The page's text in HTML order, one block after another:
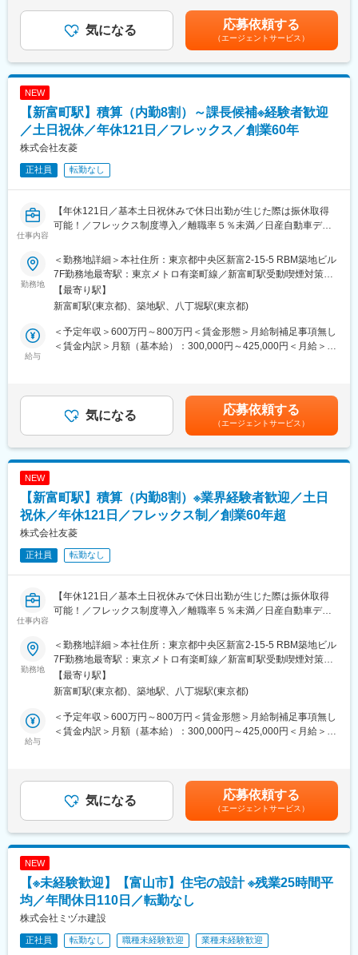
手厚くサポートしますのでご安心ください。
■配属先情報：
資格取得サポートが充実しています。補償業務管理士の資格を目
指す方には、外部セミナー参加費用を会社が負担する形でサポー
ト。取得後も祝い金等、制度が整っており、挑戦しやすい環境で
す。
60余年にわたり、専門的な知識と高度な技術で日本経済の発展と
ともに九州一円を基盤とする総合建設コンサルタント会社とし
しています。現場の調査・計測・設計・地理空間情報や都市計画
等の業務が中心の為、目に見える成果としては表には出にくいも
のの長年培ってきたノウハウを駆使し、地域社会の発展のための
インフラ整備、自然災害に安全で安心な生活の保障等、様々な形
で社会貢献を行います。
変更の範囲：会社の定める業務
はあくまでも目安の金額であり、選考を通じて上下する可能性が
あります。月給(月額)は固定手当を含めた表記です。
気になる 応募依頼する
（エージェントサービス）
NEW
【新富町駅】積算（内勤8割）～課長候補※経験者歓迎
／土日祝休／年休121日／フレックス／創業60年
株式会社友菱
正社員 転勤なし
仕事内容
【年休121日／基本土日祝休みで休日出勤が生じた際は振休取得
可能！／フレックス制度導入／離職率５％未満／日産自動車ディ
■業務内容：
自動車ディーラーの新築・改修や電気自動車の充電スタンド設置
工事を主に行う当社にて、積算（見積り）業務及び工事協力会社
との調整業務を行っていただきます。
内勤が8割 外勤が2割となっており、
原則、本社内でのデスクワークです。他の社員がおりますので、
荷物の運搬などはサポートしてもらえます。
全体人数 5名
課長以下4名が在籍しており、40代～60代が幅広く活躍していま
す。中途入社者多数となっており、なじんでご活躍いただけま
可能です。また、資格手当が発生し、給与に頑張りが反映されま
す。（例：1級建築施工管理技士：2万円）
■企業の魅力：
・ワンストップ対応で専門性を活かせる：物件選定から施工・メ
・ 働きやすい環境：完全週休2日制＆年間休日120日以上！
作・施工、アフターサービスまで一貫して請け負っています。直
近の売上は100億円以上であるため、扱う金額は大きく、建設経
理のキャリアを積むことが可能な他、少数精鋭の経理体制のた
め、経理の専門性を伸ばすキャリアアップに加えて、「自分事」
として事業運営の視点で業務を進めることが求められる役割にな
ります。
あるので安定性は抜群です。自動車販売店は10～15年に1度は店
舗を改装していく必要があります。同社の主要取引先である日産
自動車の販売店舗は圏域だけでも数十店舗あり、継続的に案件を
加えて、電気自動車のEV急速充電器設置で国内シェア50％以上を
勤務地
＜勤務地詳細＞本社住所：東京都中央区新富2-15-5 RBM築地ビル
7F勤務地最寄駅：東京メトロ有楽町線／新富町駅受動喫煙対策：
屋内喫煙可能場所あり
【最寄り駅】
新富町駅(東京都)、築地駅、八丁堀駅(東京都)
給与
＜予定年収＞600万円～800万円＜賃金形態＞月給制補足事項無し
＜賃金内訳＞月額（基本給）：300,000円～425,000円＜月給＞
する可能性があります。月給(月額)は固定手当を含めた表記です。
気になる 応募依頼する
（エージェントサービス）
NEW
【新富町駅】積算（内勤8割）※業界経験者歓迎／土日
祝休／年休121日／フレックス制／創業60年超
株式会社友菱
正社員 転勤なし
仕事内容
【年休121日／基本土日祝休みで休日出勤が生じた際は振休取得
可能！／フレックス制度導入／離職率５％未満／日産自動車ディ
■業務内容：
自動車ディーラーの新築・改修や電気自動車の充電スタンド設置
工事を主に行う当社にて、積算（見積り）業務及び工事協力会社
との調整業務を行っていただきます。
内勤が8割 外勤が2割となっており、
原則、本社内でのデスクワークです。他の社員がおりますので、
荷物の運搬などはサポートしてもらえます。
全体人数 5名
課長以下4名が在籍しており、40代～60代が幅広く活躍していま
す。中途入社者多数となっており、なじんでご活躍いただけま
可能です。また、資格手当が発生し、給与に頑張りが反映されま
す。（例：1級建築施工管理技士：2万円）
■企業の魅力：
・ワンストップ対応で専門性を活かせる：物件選定から施工・メ
勤務地
＜勤務地詳細＞本社住所：東京都中央区新富2-15-5 RBM築地ビル
7F勤務地最寄駅：東京メトロ有楽町線／新富町駅受動喫煙対策：
屋内喫煙可能場所あり
【最寄り駅】
新富町駅(東京都)、築地駅、八丁堀駅(東京都)
給与
＜予定年収＞600万円～800万円＜賃金形態＞月給制補足事項無し
＜賃金内訳＞月額（基本給）：300,000円～425,000円＜月給＞
する可能性があります。月給(月額)は固定手当を含めた表記です。
気になる 応募依頼する
（エージェントサービス）
NEW
【※未経験歓迎】【富山市】住宅の設計 ※残業25時間平
均／年間休日110日／転勤なし
株式会社ミヅホ建設
正社員 転勤なし 職種未経験歓迎 業種未経験歓迎